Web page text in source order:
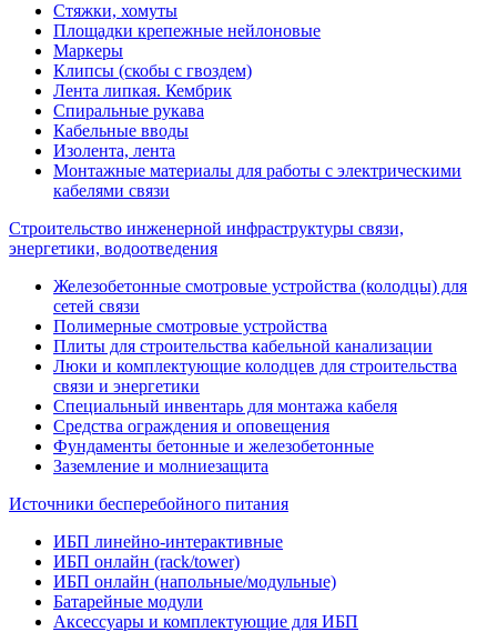
Стяжки, хомуты
Площадки крепежные нейлоновые
Маркеры
Клипсы (скобы с гвоздем)
Лента липкая. Кембрик
Спиральные рукава
Кабельные вводы
Изолента, лента
Монтажные материалы для работы с электрическими
кабелями связи
Строительство инженерной инфраструктуры связи,
энергетики, водоотведения
Железобетонные смотровые устройства (колодцы) для
сетей связи
Полимерные смотровые устройства
Плиты для строительства кабельной канализации
Люки и комплектующие колодцев для строительства
связи и энергетики
Специальный инвентарь для монтажа кабеля
Средства ограждения и оповещения
Фундаменты бетонные и железобетонные
Заземление и молниезащита
Источники бесперебойного питания
ИБП линейно-интерактивные
ИБП онлайн (rack/tower)
ИБП онлайн (напольные/модульные)
Батарейные модули
Аксессуары и комплектующие для ИБП